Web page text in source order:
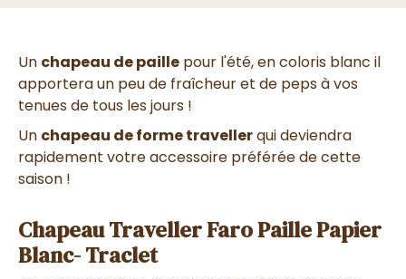
Un chapeau de paille pour l'été, en coloris blanc il
apportera un peu de fraîcheur et de peps à vos
tenues de tous les jours !
Un chapeau de forme travellerqui deviendra
rapidement votre accessoire préférée de cette
saison !
Chapeau Traveller Faro Paille Papier
Blanc- Traclet